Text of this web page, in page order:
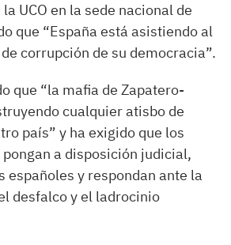
UCO en la sede nacional de
que “España está asistiendo al
corrupción de su democracia”.
que “la mafia de Zapatero-
cualquier atisbo de
país” y ha exigido que los
a disposición judicial,
españoles y respondan ante la
desfalco y el ladrocinio